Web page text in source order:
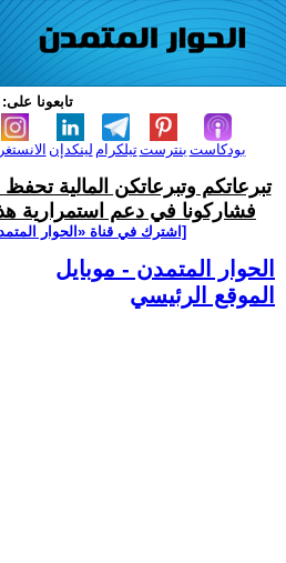
تابعونا على:
لينكدإن تيلكرامبنترست بودكاست
تبرعاتكم وتبرعاتكن المالية
فشاركونا في دعم استمرارية
[اشترك في قناة ‫«الحوار
الحوار المتمدن - موبايل
الموقع الرئيسي